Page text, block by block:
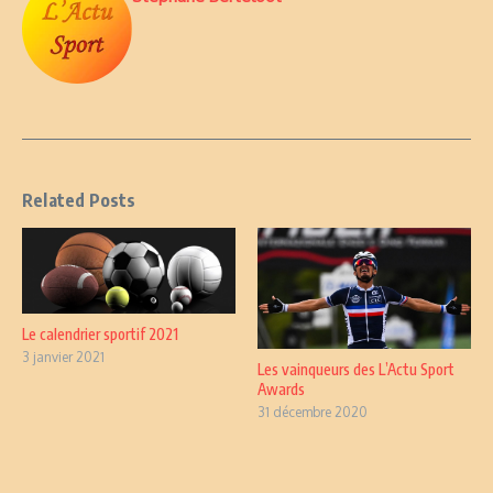
Related Posts
Le calendrier sportif 2021
3 janvier 2021
Les vainqueurs des L’Actu Sport
Awards
31 décembre 2020